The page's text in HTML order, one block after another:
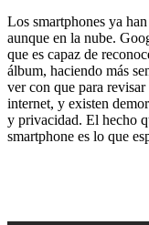
Los smartphones ya
aunque en la nube.
que es capaz de
álbum, haciendo más
ver con que para
internet, y existen
y privacidad. El hecho
smartphone es lo que